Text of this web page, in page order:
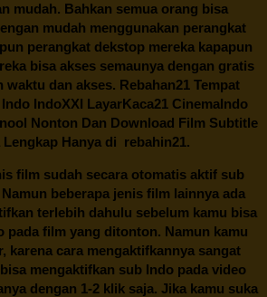
mudah. Bahkan semua orang bisa
mudah menggunakan perangkat
perangkat dekstop mereka kapapun
bisa akses semaunya dengan gratis
waktu dan akses. Rebahan21 Tempat
IndoXXI LayarKaca21 CinemaIndo
Nonton Dan Download Film Subtitle
Hanya di rebahin21.
film sudah secara otomatis aktif sub
beberapa jenis film lainnya ada
terlebih dahulu sebelum kamu bisa
pada film yang ditonton. Namun kamu
karena cara mengaktifkannya sangat
mengaktifkan sub Indo pada video
dengan 1-2 klik saja. Jika kamu suka